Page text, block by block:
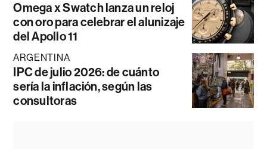
Omega x Swatch lanza un reloj
con oro para celebrar el alunizaje
del Apollo 11
ARGENTINA
IPC de julio 2026: de cuánto
sería la inflación, según las
consultoras